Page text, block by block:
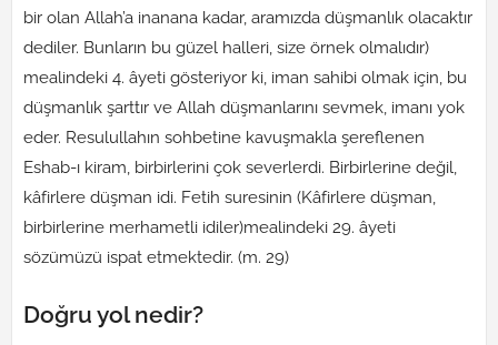
bir olan Allah’a inanana kadar, aramızda düşmanlık olacaktır
dediler. Bunların bu güzel halleri, size örnek olmalıdır)
mealindeki 4. âyeti gösteriyor ki, iman sahibi olmak için, bu
düşmanlık şarttır ve Allah düşmanlarını sevmek, imanı yok
eder. Resulullahın sohbetine kavuşmakla şereflenen
Eshab-ı kiram, birbirlerini çok severlerdi. Birbirlerine değil,
kâfirlere düşman idi. Fetih suresinin (Kâfirlere düşman,
birbirlerine merhametli idiler)mealindeki 29. âyeti
sözümüzü ispat etmektedir. (m. 29)
Doğru yol nedir?